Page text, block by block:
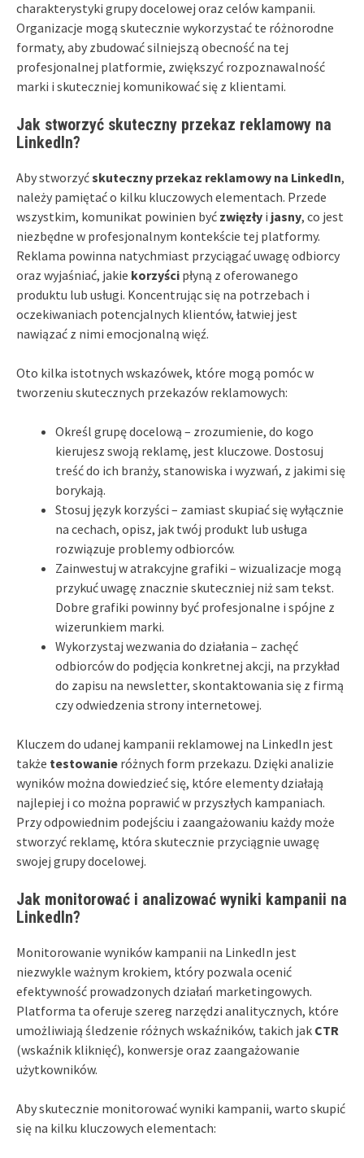
charakterystyki grupy docelowej oraz celów kampanii.
Organizacje mogą skutecznie wykorzystać te różnorodne
formaty, aby zbudować silniejszą obecność na tej
profesjonalnej platformie, zwiększyć rozpoznawalność
marki i skuteczniej komunikować się z klientami.
Jak stworzyć skuteczny przekaz reklamowy na
LinkedIn?
Aby stworzyćskuteczny przekaz reklamowy na LinkedIn,
należy pamiętać o kilku kluczowych elementach. Przede
wszystkim, komunikat powinien być zwięzły i jasny, co jest
niezbędne w profesjonalnym kontekście tej platformy.
Reklama powinna natychmiast przyciągać uwagę odbiorcy
oraz wyjaśniać, jakie korzyści płyną z oferowanego
produktu lub usługi. Koncentrując się na potrzebach i
oczekiwaniach potencjalnych klientów, łatwiej jest
nawiązać z nimi emocjonalną więź.
Oto kilka istotnych wskazówek, które mogą pomóc w
tworzeniu skutecznych przekazów reklamowych:
Określ grupę docelową – zrozumienie, do kogo
kierujesz swoją reklamę, jest kluczowe. Dostosuj
treść do ich branży, stanowiska i wyzwań, z jakimi się
borykają.
Stosuj język korzyści – zamiast skupiać się wyłącznie
na cechach, opisz, jak twój produkt lub usługa
rozwiązuje problemy odbiorców.
Zainwestuj w atrakcyjne grafiki – wizualizacje mogą
przykuć uwagę znacznie skuteczniej niż sam tekst.
Dobre grafiki powinny być profesjonalne i spójne z
wizerunkiem marki.
Wykorzystaj wezwania do działania – zachęć
odbiorców do podjęcia konkretnej akcji, na przykład
do zapisu na newsletter, skontaktowania się z firmą
czy odwiedzenia strony internetowej.
Kluczem do udanej kampanii reklamowej na LinkedIn jest
także testowanie różnych form przekazu. Dzięki analizie
wyników można dowiedzieć się, które elementy działają
najlepiej i co można poprawić w przyszłych kampaniach.
Przy odpowiednim podejściu i zaangażowaniu każdy może
stworzyć reklamę, która skutecznie przyciągnie uwagę
swojej grupy docelowej.
Jak monitorować i analizować wyniki kampanii na
LinkedIn?
Monitorowanie wyników kampanii na LinkedIn jest
niezwykle ważnym krokiem, który pozwala ocenić
efektywność prowadzonych działań marketingowych.
Platforma ta oferuje szereg narzędzi analitycznych, które
umożliwiają śledzenie różnych wskaźników, takich jak CTR
(wskaźnik kliknięć), konwersje oraz zaangażowanie
użytkowników.
Aby skutecznie monitorować wyniki kampanii, warto skupić
się na kilku kluczowych elementach: